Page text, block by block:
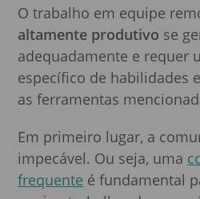
O trabalho em equipe
altamente produtivo se
adequadamente e requer
específico de habilidades
as ferramentas
Em primeiro lugar, a
impecável. Ou seja, uma
frequente é fundamental